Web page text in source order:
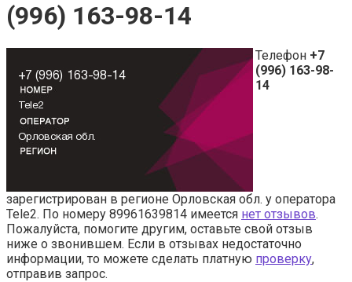
(996) 163-98-14
Телефон +7
(996) 163-98-
14
зарегистрирован в регионе Орловская обл. у оператора
Tele2. По номеру 89961639814 имеется нет отзывов.
Пожалуйста, помогите другим, оставьте свой отзыв
ниже о звонившем. Если в отзывах недостаточно
информации, то можете сделать платную проверку,
отправив запрос.